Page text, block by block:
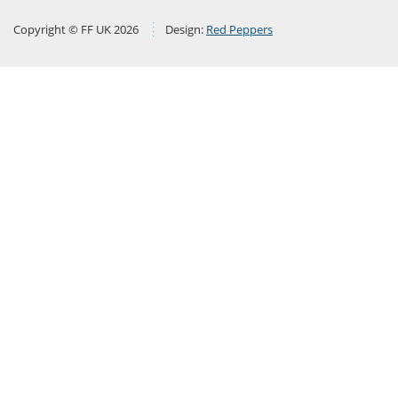
Copyright © FF UK 2026 Design: Red Peppers